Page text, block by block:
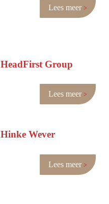
Lees meer
HeadFirst Group
Lees meer
Hinke Wever
Lees meer